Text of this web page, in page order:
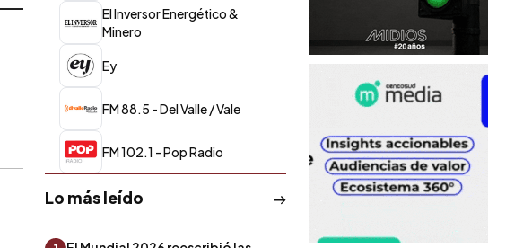
El Inversor Energético &
Minero
Ey
FM 88.5 - Del Valle / Vale
FM 102.1 - Pop Radio
Lo más leído